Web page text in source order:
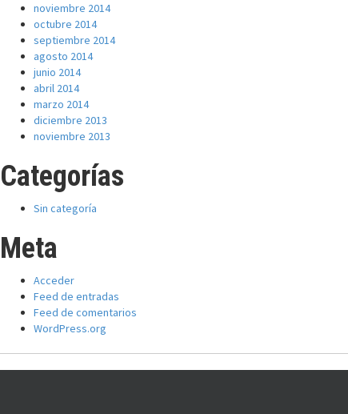
noviembre 2014
octubre 2014
septiembre 2014
agosto 2014
junio 2014
abril 2014
marzo 2014
diciembre 2013
noviembre 2013
Categorías
Sin categoría
Meta
Acceder
Feed de entradas
Feed de comentarios
WordPress.org